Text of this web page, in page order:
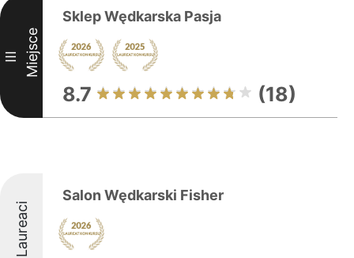
III Miejsce
Sklep Wędkarska Pasja
8.7 (18)
Laureaci
Salon Wędkarski Fisher